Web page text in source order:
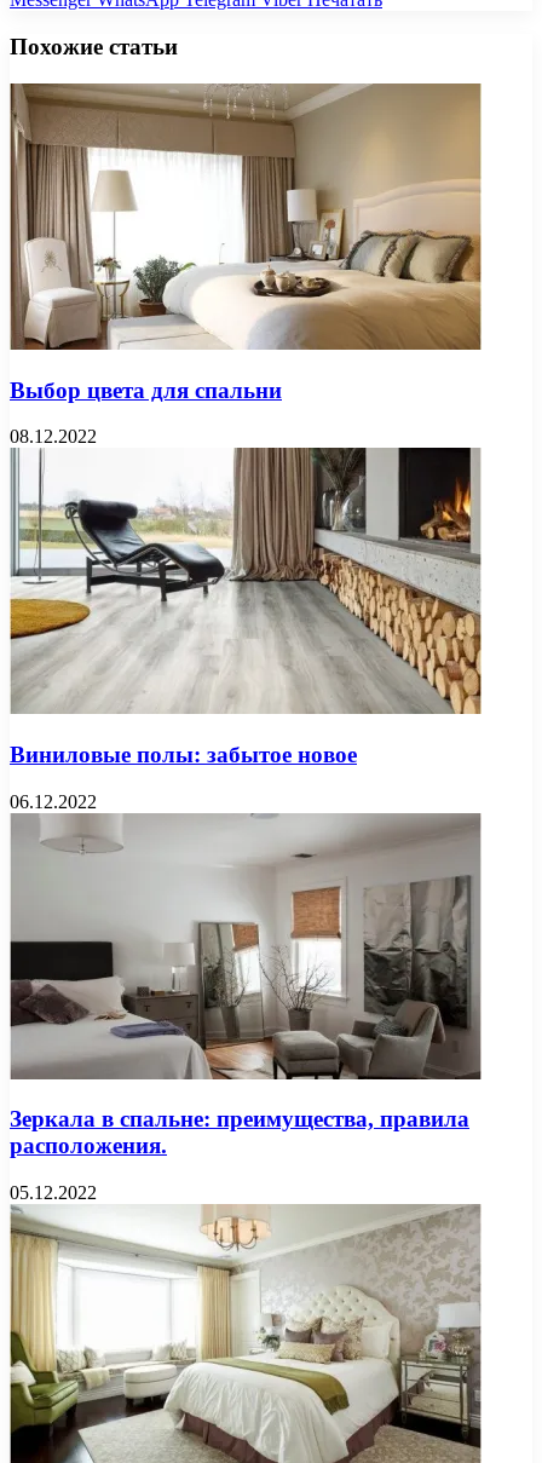
Похожие статьи
Выбор цвета для спальни
08.12.2022
Виниловые полы: забытое новое
06.12.2022
Зеркала в спальне: преимущества, правила
расположения.
05.12.2022